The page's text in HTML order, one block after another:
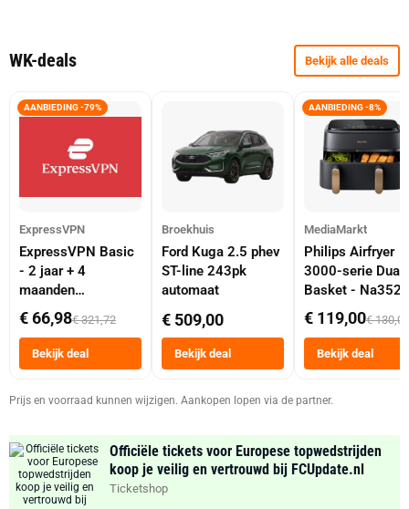
WK-deals Bekijk alle deals
AANBIEDING -79%
ExpressVPN
ExpressVPN Basic
- 2 jaar + 4
maanden
abonnement
€ 66,98€ 321,72
Bekijk deal
Broekhuis
Ford Kuga 2.5 phev
ST-line 243pk
automaat
€ 509,00
Bekijk deal
AANBIEDING -8%
MediaMarkt
Philips Airfryer
3000-serie Dual
Basket -
Dubbele Mand 9
Tot 6 Personen
Heteluchtfriteuse
Zwart
€ 119,00€ 130,00
Bekijk deal
Prijs en voorraad kunnen wijzigen. Aankopen lopen via de partner.
Officiële tickets voor Europese topwedstrijden
koop je veilig en vertrouwd bij FCUpdate.nl
Ticketshop